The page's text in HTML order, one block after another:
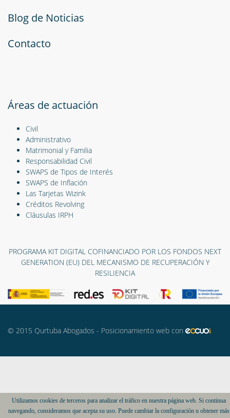
Blog de Noticias
Contacto
Áreas de actuación
Civil
Administrativo
Matrimonial y Familia
Responsabilidad Civil
SWAPS de Tipos de Interés
SWAPS de Inflación
Las Tarjetas Wizink
Créditos Revolving
Cláusulas IRPH
PROGRAMA KIT DIGITAL COFINANCIADO POR LOS FONDOS NEXT
GENERATION (EU) DEL MECANISMO DE RECUPERACIÓN Y
RESILIENCIA
© 2015 Qurtuba Abogados - Posicionamiento web con
Utilizamos cookies de terceros para analizar el tráfico en nuestra página web. Si continua
navegando, consideramos que acepta su uso. Puede cambiar la configuración u obtener más